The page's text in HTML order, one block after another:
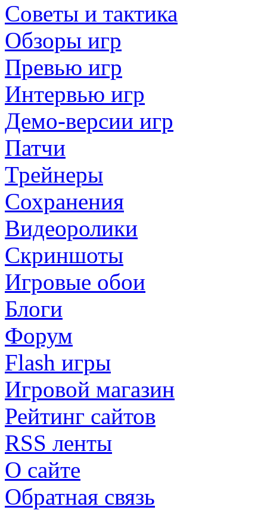
Советы и тактика
Обзоры игр
Превью игр
Интервью игр
Демо-версии игр
Патчи
Трейнеры
Сохранения
Видеоролики
Скриншоты
Игровые обои
Блоги
Форум
Flash игры
Игровой магазин
Рейтинг сайтов
RSS ленты
О сайте
Обратная связь